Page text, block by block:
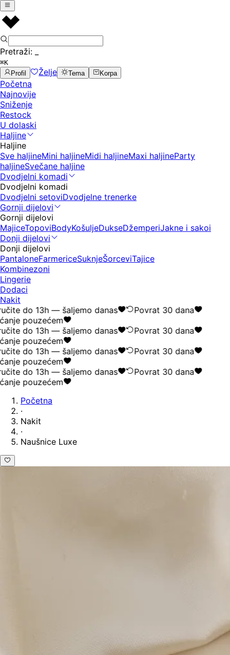
Pretraži:
⌘K
Profil
Želje Tema Korpa
Početna
Najnovije
Sniženje
Restock
U dolaski
Haljine
Haljine
Sve haljineMini haljineMidi haljineMaxi haljineParty
haljineSvečane haljine
Dvodjelni komadi
Dvodjelni komadi
Dvodjelni setoviDvodjelne trenerke
Gornji dijelovi
Gornji dijelovi
MajiceTopoviBodyKošuljeDukseDžemperiJakne i sakoi
Donji dijelovi
Donji dijelovi
PantaloneFarmericeSuknjeŠorceviTajice
Kombinezoni
Lingerie
Dodaci
Nakit
do 13h — šaljemo danas
Povrat 30 dana
pouzećem
do 13h — šaljemo danas
Povrat 30 dana
pouzećem
do 13h — šaljemo danas
Povrat 30 dana
pouzećem
do 13h — šaljemo danas
Povrat 30 dana
pouzećem
Početna
·
Nakit
·
Naušnice Luxe